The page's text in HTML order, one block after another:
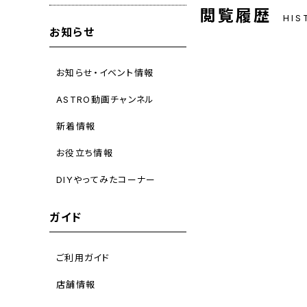
お知らせ
お知らせ・イベント情報
ASTRO動画チャンネル
新着情報
お役立ち情報
DIYやってみたコーナー
ガイド
ご利用ガイド
店舗情報
閲覧履歴